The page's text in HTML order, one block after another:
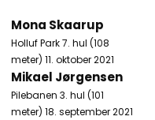
Mona Skaarup
Holluf Park 7. hul (108
meter) 11. oktober 2021
Mikael Jørgensen
Pilebanen 3. hul (101
meter) 18. september 2021